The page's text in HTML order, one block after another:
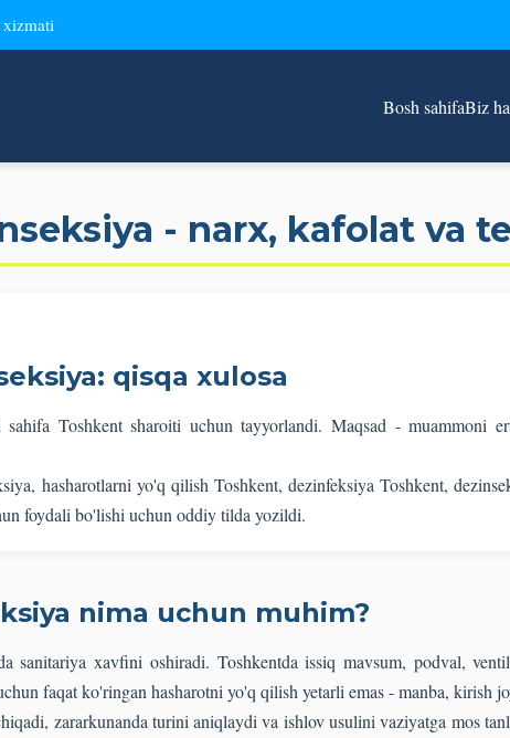
xizmati
Bosh sahifaBiz
- narx, kafolat va
qisqa xulosa
Toshkent sharoiti uchun tayyorlandi. Maqsad - muammoni
hasharotlarni yo'q qilish Toshkent, dezinfeksiya Toshkent,
foydali bo'lishi uchun oddiy tilda yozildi.
nima uchun muhim?
sanitariya xavfini oshiradi. Toshkentda issiq mavsum, podval,
faqat ko'ringan hasharotni yo'q qilish yetarli emas - manba, kirish
zararkunanda turini aniqlaydi va ishlov usulini vaziyatga mos